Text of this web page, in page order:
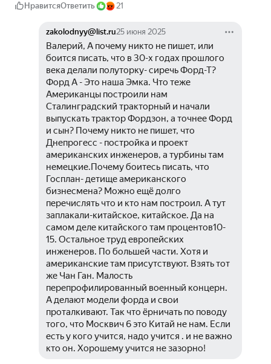
НравитсяОтветить 21
zakolodnyy@list.ru25 июня 2025
Валерий, А почему никто не пишет, или
боится писать, что в 30-х годах прошлого
века делали полуторку- сиречь Форд-Т?
Форд А - Это наша Эмка. Что теже
Американцы построили нам
Сталинградский тракторный и начали
выпускать трактор Фордзон, а точнее Форд
и сын? Почему никто не пишет, что
Днепрогесс - постройка и проект
американских инженеров, а турбины там
немецкие.Почему боитесь писать, что
Госплан- детище американского
бизнесмена? Можно ещё долго
перечислять что и кто нам построил. А тут
заплакали-китайское, китайское. Да на
самом деле китайского там процентов10-
15. Остальное труд европейских
инженеров. По большей части. Хотя и
американские там присутствуют. Взять тот
же Чан Ган. Малость
перепрофилированный военный концерн.
А делают модели форда и свои
проталкивают. Так что ёрничать по поводу
того, что Москвич 6 это Китай не нам. Если
есть у кого учится, надо учится . и не важно
кто он. Хорошему учится не зазорно!